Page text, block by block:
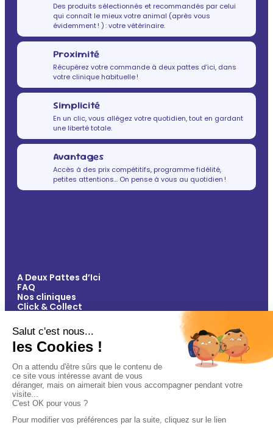
Des produits sélectionnés et recommandés par celui
qui connaît le mieux votre animal (après vous
évidemment ! ) : votre vétérinaire.
Proximité
Récupérez votre commande à deux pattes d’ici, dans
votre clinique habituelle !
Simplicité
En un clic, vous allégez votre quotidien, tout en gardant
une liberté totale.
Avantages
Accès à des prix compétitifs, programme fidélité,
petites attentions… On pense à vous au quotidien !
A Deux Pattes d’Ici
FAQ
Nos cliniques
Click & Collect
Vos avantages
Conseils
Paiement 100% sécurisé